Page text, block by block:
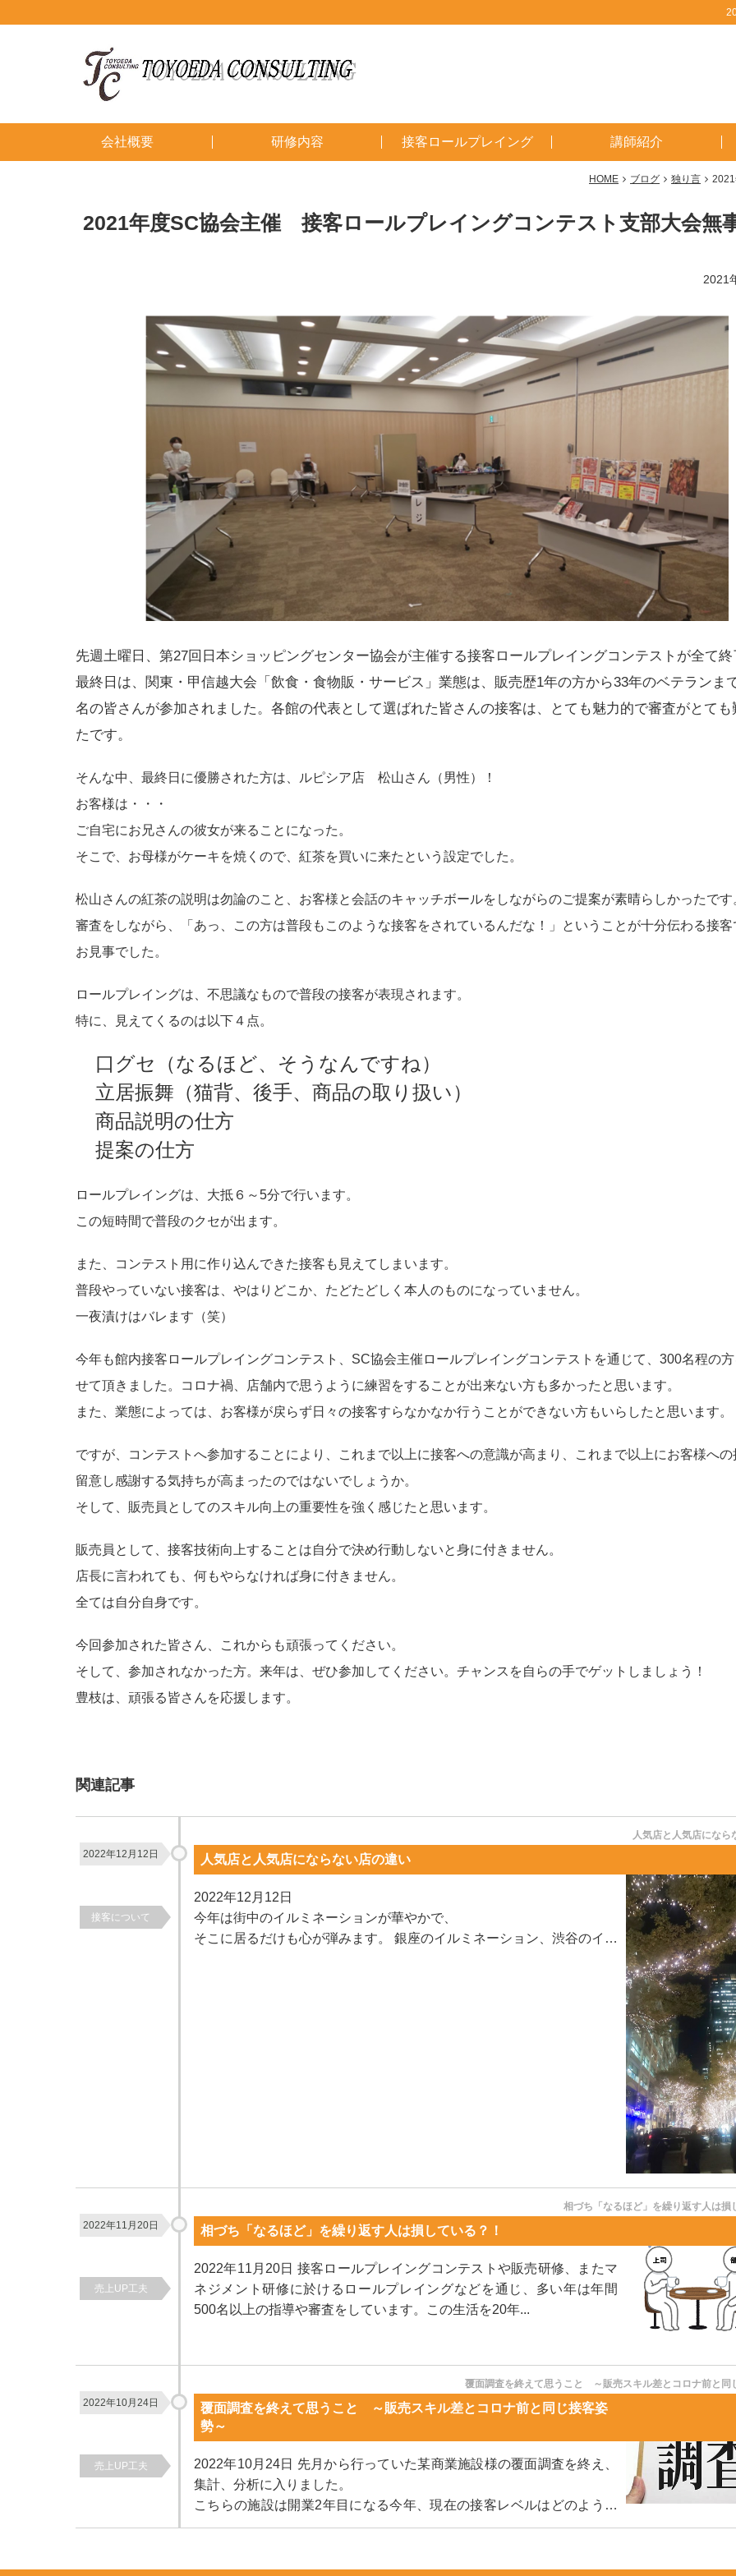
会社概要 研修内容 接客ロールプレイング 講師紹介
HOME ブログ 独り言
2021年度SC協会主催 接客ロールプレイングコンテスト支部大会無
2021
先週土曜日、第27回日本ショッピングセンター協会が主催する接客ロールプレイングコンテストが全て終
最終日は、関東・甲信越大会「飲食・食物販・サービス」業態は、 販売歴1年の方から33年のベテランま
名の皆さんが参加されました。各館の代表として選ばれた皆さんの接客は、とても魅力的で審査がとても
たです。
そんな中、最終日に優勝された方は、ルピシア店 松山さん（男性）！
お客様は・・・
ご自宅にお兄さんの彼女が来ることになった。
そこで、お母様がケーキを焼くので、紅茶を買いに来たという設定でした。
松山さんの紅茶の説明は勿論のこと、お客様と会話のキャッチボールをしながらのご提案が素晴らしかったです
審査をしながら、「あっ、この方は普段もこのような接客をされているんだな！」ということが十分伝わる接客
お見事でした。
ロールプレイングは、不思議なもので普段の接客が表現されます。
特に、見えてくるのは以下４点。
口グセ（なるほど、そうなんですね）
立居振舞（猫背、後手、商品の取り扱い）
商品説明の仕方
提案の仕方
ロールプレイングは、大抵６～5分で行います。
この短時間で普段のクセが出ます。
また、コンテスト用に作り込んできた接客も見えてしまいます。
普段やっていない接客は、やはりどこか、たどたどしく本人のものになっていません。
一夜漬けはバレます（笑）
今年も館内接客ロールプレイングコンテスト、SC協会主催ロールプレイングコンテストを通じて、300名程の方
せて頂きました。コロナ禍、店舗内で思うように練習をすることが出来ない方も多かったと思います。
また、業態によっては、お客様が戻らず日々の接客すらなかなか行うことができない方もいらしたと思います。
ですが、コンテストへ参加することにより、これまで以上に接客への意識が高まり、これまで以上にお客様への
留意し感謝する気持ちが高まったのではないでしょうか。
そして、販売員としてのスキル向上の重要性を強く感じたと思います。
販売員として、接客技術向上することは自分で決め行動しないと身に付きません。
店長に言われても、何もやらなければ身に付きません。
全ては自分自身です。
今回参加された皆さん、これからも頑張ってください。
そして、参加されなかった方。来年は、ぜひ参加してください。チャンスを自らの手でゲットしましょう！
豊枝は、頑張る皆さんを応援します。
関連記事
人気店と人気店になら
2022年12月12日
接客について
人気店と人気店にならない店の違い
2022年12月12日
今年は街中のイルミネーションが華やかで、
そこに居るだけも心が弾みます。 銀座のイルミネーション、渋谷のイル
相づち「なるほど」を繰り返す人は損
2022年11月20日
売上UP工夫
相づち「なるほど」を繰り返す人は損している？！
2022年11月20日 接客ロールプレイングコンテストや販売研修、またマ
ネジメント研修に於けるロールプレイングなどを通じ、多い年は年間
500名以上の指導や審査をしています。この生活を20年...
覆面調査を終えて思うこと ～販売スキル差とコロナ前と同
2022年10月24日
売上UP工夫
覆面調査を終えて思うこと ～販売スキル差とコロナ前と同じ接客姿
勢～
2022年10月24日 先月から行っていた某商業施設様の覆面調査を終え、
集計、分析に入りました。
こちらの施設は開業2年目になる今年、現在の接客レベルはどのような
状況なのかを調査して欲しい...